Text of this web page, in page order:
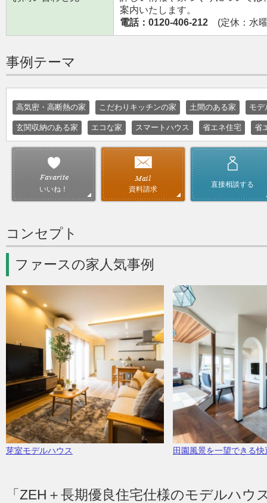
案内いたします。
電話：0120-406-212 (定休：水
事例テーマ
高気密・高断熱の家 こだわりキッチンの家 土間のある家 モデ
玄関収納のある家 エコな家 スマートハウス 省エネ住宅 省
いいね！ 資料請求
直接相談する
コンセプト
ファースの家人気事例
芽室モデルハウス 田園風景を一望できる
「ZEH＋長期優良住宅仕様のモデルハウ